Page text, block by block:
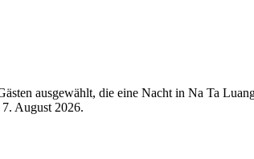
ausgewählt, die eine Nacht in Na Ta
7. August 2026.